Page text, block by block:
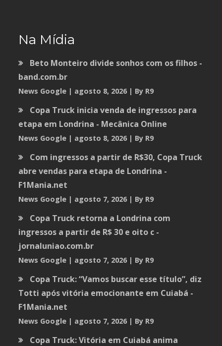
Na Mídia
Beto Monteiro divide sonhos com os filhos -
band.com.br
News Google agosto 8, 2026 By R9
Copa Truck inicia venda de ingressos para
etapa em Londrina - Mecânica Online
News Google agosto 8, 2026 By R9
Com ingressos a partir de R$30, Copa Truck
abre vendas para etapa de Londrina -
F1Mania.net
News Google agosto 7, 2026 By R9
Copa Truck retorna a Londrina com
ingressos a partir de R$ 30 e oito c -
jornaluniao.com.br
News Google agosto 7, 2026 By R9
Copa Truck: “Vamos buscar esse título”, diz
Totti após vitória emocionante em Cuiabá -
F1Mania.net
News Google agosto 7, 2026 By R9
Copa Truck: Vitória em Cuiabá anima